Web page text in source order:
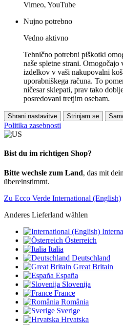
Vimeo, YouTube
Nujno potrebno
Vedno aktivno
Tehnično potrebni piškotki
naše spletne strani.
izdelkov v vaši nakupovalni
uporabniškega računa. To
ničesar sklepati, prav tako
posredovani tretjim osebam.
Shrani nastavitve Strinjam se
Politika zasebnosti
Bist du im richtigen Shop?
Bitte wechsle zum Land, das mit
übereinstimmt.
Zu Ecco Verde International (English)
Anderes Lieferland wählen
Österreich
Italia
Deutschland
Great Britain
España
Slovenija
France
România
Sverige
Hrvatska